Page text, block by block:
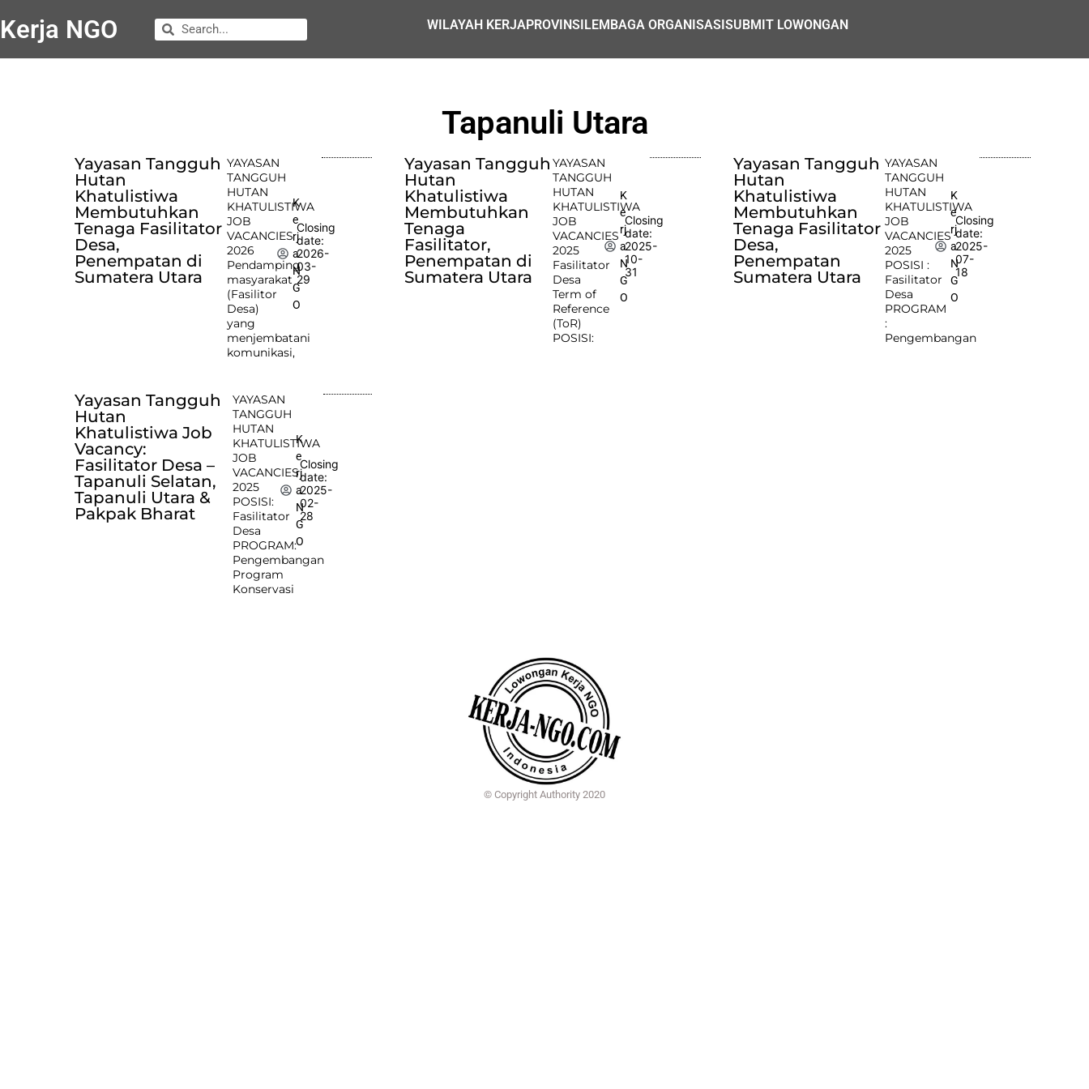
Kerja NGO WILAYAH KERJAPROVINSILEMBAGA ORGANISASISUBMIT LOWONGAN
Tapanuli Utara
Yayasan Tangguh
Hutan
Khatulistiwa
Membutuhkan
Tenaga Fasilitator
Desa,
Penempatan di
Sumatera Utara
YAYASAN
TANGGUH
HUTAN
KHATULISTIWA
JOB
VACANCIES
2026
Pendamping
masyarakat
(Fasilitor
Desa)
yang
menjembatani
komunikasi,
K
e
rj
a
N
G
O
Closing
date:
2026-
03-
29
Yayasan Tangguh
Hutan
Khatulistiwa
Membutuhkan
Tenaga
Fasilitator,
Penempatan di
Sumatera Utara
YAYASAN
TANGGUH
HUTAN
KHATULISTIWA
JOB
VACANCIES
2025
Fasilitator
Desa
Term of
Reference
(ToR)
POSISI:
K
e
rj
a
N
G
O
Closing
date:
2025-
10-
31
Yayasan Tangguh
Hutan
Khatulistiwa
Membutuhkan
Tenaga Fasilitator
Desa,
Penempatan
Sumatera Utara
YAYASAN
TANGGUH
HUTAN
KHATULISTIWA
JOB
VACANCIES
2025
POSISI :
Fasilitator
Desa
PROGRAM
:
Pengembangan
K
e
rj
a
N
G
O
Closing
date:
2025-
07-
18
Yayasan Tangguh
Hutan
Khatulistiwa Job
Vacancy:
Fasilitator Desa –
Tapanuli Selatan,
Tapanuli Utara &
Pakpak Bharat
YAYASAN
TANGGUH
HUTAN
KHATULISTIWA
JOB
VACANCIES
2025
POSISI:
Fasilitator
Desa
PROGRAM:
Pengembangan
Program
Konservasi
K
e
rj
a
N
G
O
Closing
date:
2025-
02-
28
© Copyright Authority 2020